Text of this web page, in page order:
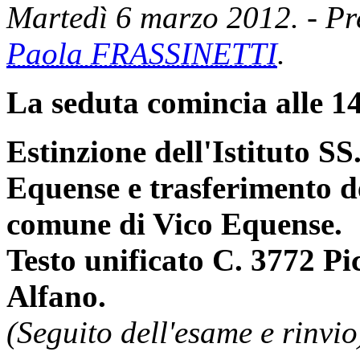
Martedì 6 marzo 2012. -
Paola FRASSINETTI.
La seduta comincia alle
Estinzione dell'Istituto
Equense e trasferimento
comune di Vico Equense.
Testo unificato C. 3772
Alfano.
(Seguito dell'esame e